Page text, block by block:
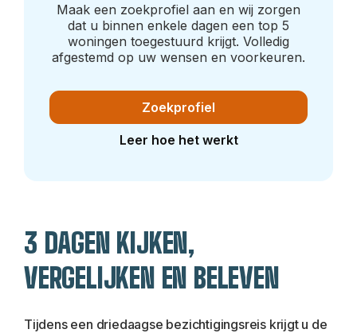
Maak een zoekprofiel aan en wij zorgen
dat u binnen enkele dagen een top 5
woningen toegestuurd krijgt. Volledig
afgestemd op uw wensen en voorkeuren.
Zoekprofiel
Leer hoe het werkt
3 DAGEN KIJKEN,
VERGELIJKEN EN BELEVEN
Tijdens een driedaagse bezichtigingsreis krijgt u de